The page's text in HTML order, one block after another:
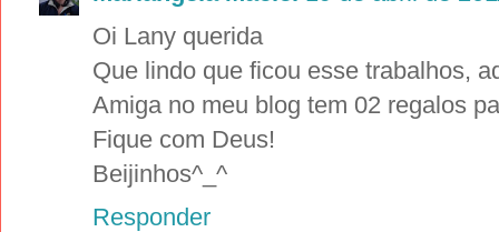
Oi Lany querida
Que lindo que ficou esse trabalhos,
Amiga no meu blog tem 02 regalos
Fique com Deus!
Beijinhos^_^
Responder